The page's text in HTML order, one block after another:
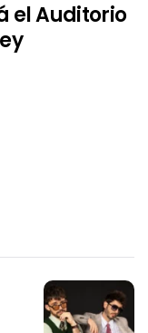
el Auditorio